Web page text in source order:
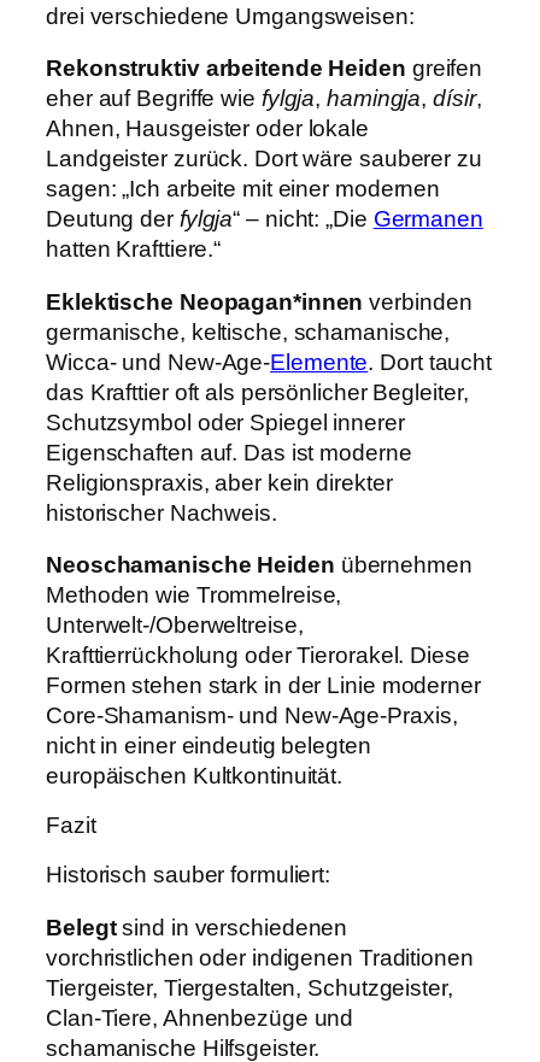
drei verschiedene Umgangsweisen:
Rekonstruktiv arbeitende Heiden greifen
eher auf Begriffe wie fylgja,hamingja,dísir,
Ahnen, Hausgeister oder lokale
Landgeister zurück. Dort wäre sauberer zu
sagen: „Ich arbeite mit einer modernen
Deutung der fylgja“ – nicht: „Die Germanen
hatten Krafttiere.“
Eklektische Neopagan*innen verbinden
germanische, keltische, schamanische,
Wicca- und New-Age-Elemente. Dort taucht
das Krafttier oft als persönlicher Begleiter,
Schutzsymbol oder Spiegel innerer
Eigenschaften auf. Das ist moderne
Religionspraxis, aber kein direkter
historischer Nachweis.
Neoschamanische Heiden übernehmen
Methoden wie Trommelreise,
Unterwelt-/Oberweltreise,
Krafttierrückholung oder Tierorakel. Diese
Formen stehen stark in der Linie moderner
Core-Shamanism- und New-Age-Praxis,
nicht in einer eindeutig belegten
europäischen Kultkontinuität.
Fazit
Historisch sauber formuliert:
Belegtsind in verschiedenen
vorchristlichen oder indigenen Traditionen
Tiergeister, Tiergestalten, Schutzgeister,
Clan-Tiere, Ahnenbezüge und
schamanische Hilfsgeister.